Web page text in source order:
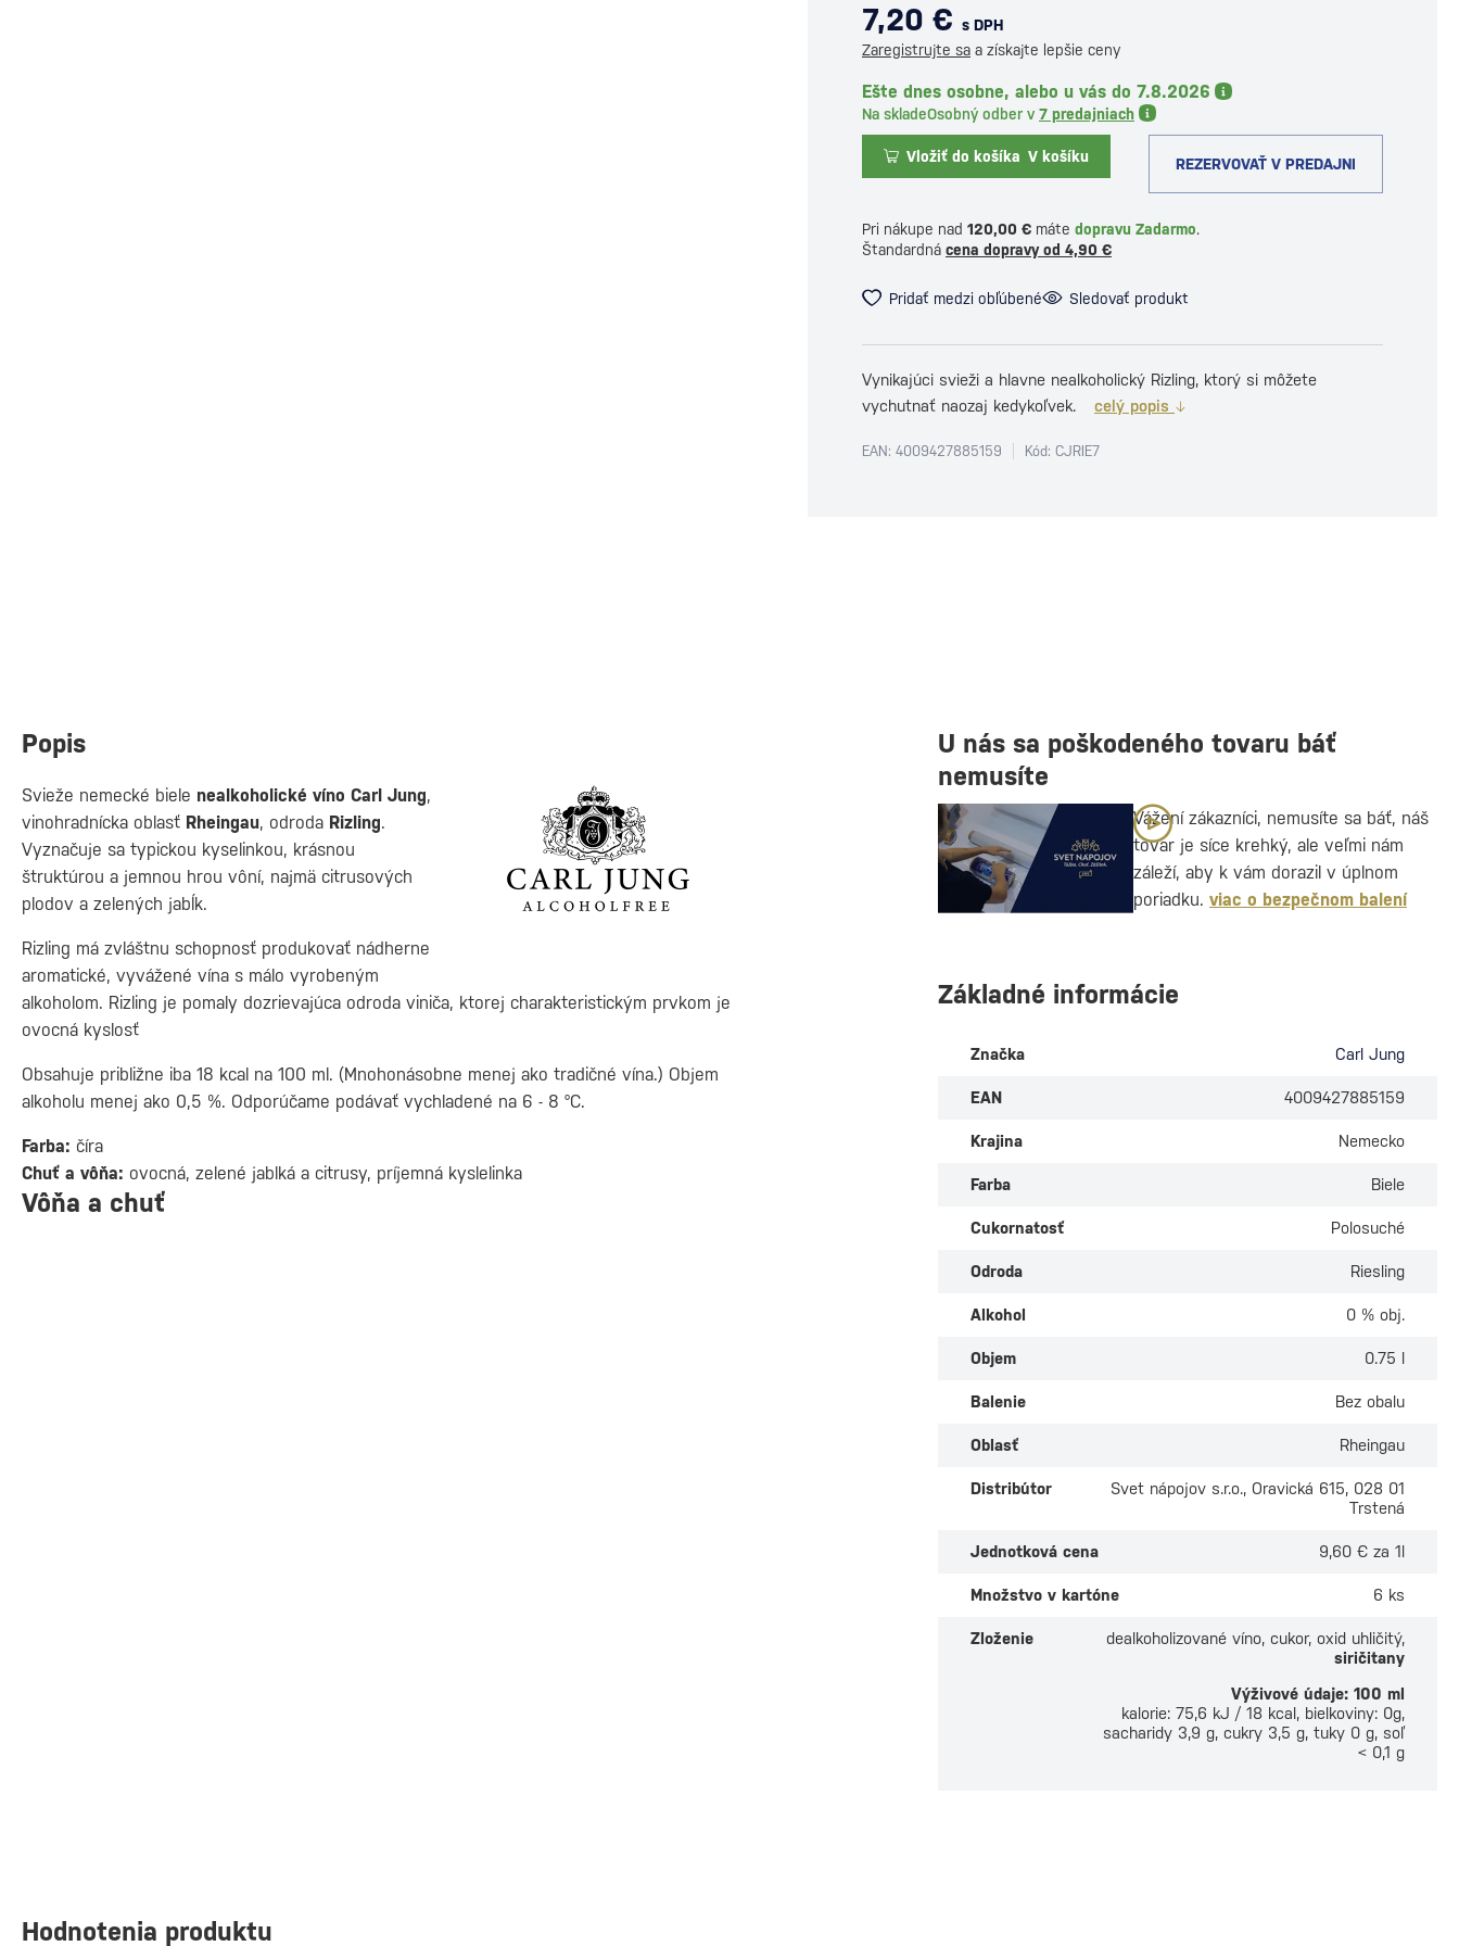
7,20 € s DPH
Zaregistrujte sa a získajte lepšie ceny
Ešte dnes osobne, alebo u vás do 7.8.2026
Na skladeOsobný odber v 7 predajniach
Vložiť do košíka V košíku REZERVOVAŤ V PREDAJNI
Pri nákupe nad 120,00 € máte dopravu Zadarmo.
Štandardná cena dopravy od 4,90 €
Pridať medzi obľúbené Sledovať produkt
Vynikajúci svieži a hlavne nealkoholický Rizling, ktorý si môžete
vychutnať naozaj kedykoľvek.
celý popis
EAN: 4009427885159 Kód: CJRIE7
Popis
Svieže nemecké biele nealkoholické víno Carl Jung,
vinohradnícka oblasť Rheingau, odroda Rizling.
Vyznačuje sa typickou kyselinkou, krásnou
štruktúrou a jemnou hrou vôní, najmä citrusových
plodov a zelených jabĺk.
Rizling má zvláštnu schopnosť produkovať nádherne
aromatické, vyvážené vína s málo vyrobeným
alkoholom. Rizling je pomaly dozrievajúca odroda viniča, ktorej charakteristickým prvkom je
ovocná kyslosť
Obsahuje približne iba 18 kcal na 100 ml. (Mnohonásobne menej ako tradičné vína.) Objem
alkoholu menej ako 0,5 %. Odporúčame podávať vychladené na 6 - 8 °C.
Farba: číra
Chuť a vôňa: ovocná, zelené jablká a citrusy, príjemná kyslelinka
Vôňa a chuť
U nás sa poškodeného tovaru báť
nemusíte
Vážení zákazníci, nemusíte sa báť, náš
tovar je síce krehký, ale veľmi nám
záleží, aby k vám dorazil v úplnom
poriadku. viac o bezpečnom balení
Základné informácie
Značka Carl Jung
EAN 4009427885159
Krajina Nemecko
Farba Biele
Cukornatosť Polosuché
Odroda Riesling
Alkohol 0 % obj.
Objem 0.75 l
Balenie Bez obalu
Oblasť Rheingau
Distribútor
Svet nápojov s.r.o., Oravická 615, 028 01
Trstená
Jednotková cena 9,60 € za 1l
Množstvo v kartóne 6 ks
Zloženie
dealkoholizované víno, cukor, oxid uhličitý,
siričitany
Výživové údaje: 100 ml
kalorie: 75,6 kJ / 18 kcal, bielkoviny: 0g,
sacharidy 3,9 g, cukry 3,5 g, tuky 0 g, soľ
< 0,1 g
Hodnotenia produktu